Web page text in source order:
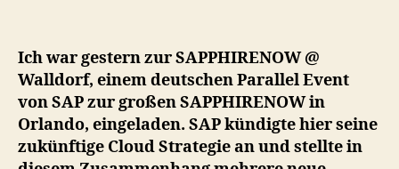
Ich war gestern zur SAPPHIRENOW @
Walldorf, einem deutschen Parallel Event
von SAP zur großen SAPPHIRENOW in
Orlando, eingeladen. SAP kündigte hier seine
zukünftige Cloud Strategie an und stellte in